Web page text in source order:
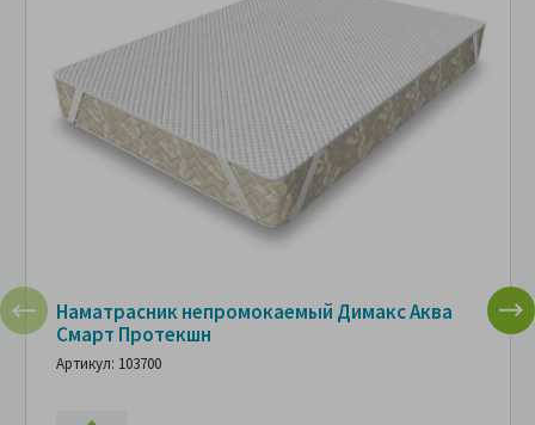
Наматрасник непромокаемый Димакс Аква
Смарт Протекшн
Артикул: 103700